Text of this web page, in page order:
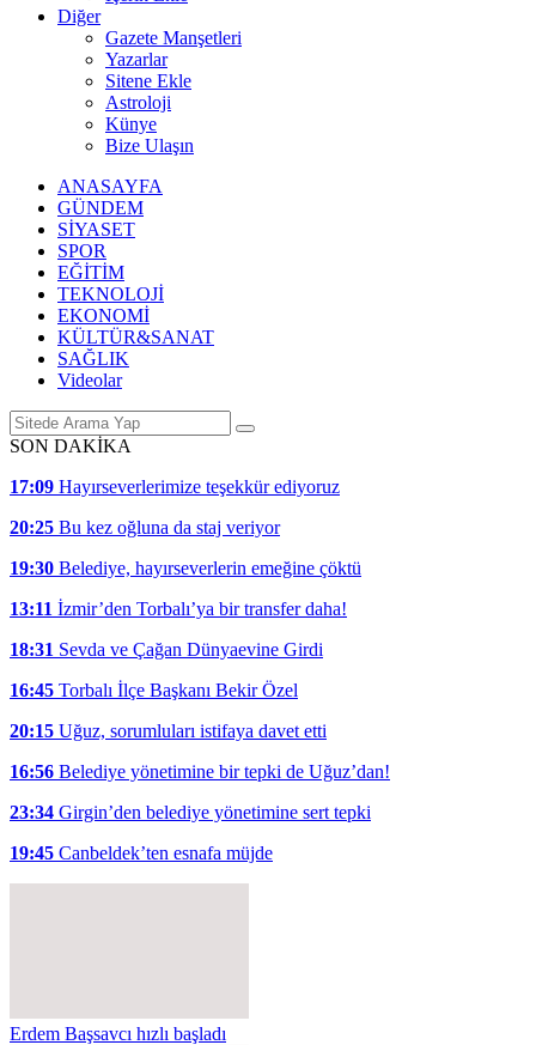
Diğer
Gazete Manşetleri
Yazarlar
Sitene Ekle
Astroloji
Künye
Bize Ulaşın
ANASAYFA
GÜNDEM
SİYASET
SPOR
EĞİTİM
TEKNOLOJİ
EKONOMİ
KÜLTÜR&SANAT
SAĞLIK
Videolar
SON DAKİKA
17:09 Hayırseverlerimize teşekkür ediyoruz
20:25 Bu kez oğluna da staj veriyor
19:30 Belediye, hayırseverlerin emeğine çöktü
13:11 İzmir’den Torbalı’ya bir transfer daha!
18:31 Sevda ve Çağan Dünyaevine Girdi
16:45 Torbalı İlçe Başkanı Bekir Özel
20:15 Uğuz, sorumluları istifaya davet etti
16:56 Belediye yönetimine bir tepki de Uğuz’dan!
23:34 Girgin’den belediye yönetimine sert tepki
19:45 Canbeldek’ten esnafa müjde
Erdem Başsavcı hızlı başladı